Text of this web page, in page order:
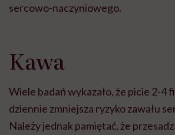
sercowo-naczyniowego.
Kawa
Wiele badań wykazało, że picie 2-4
dziennie zmniejsza ryzyko zawału
Należy jednak pamiętać, że